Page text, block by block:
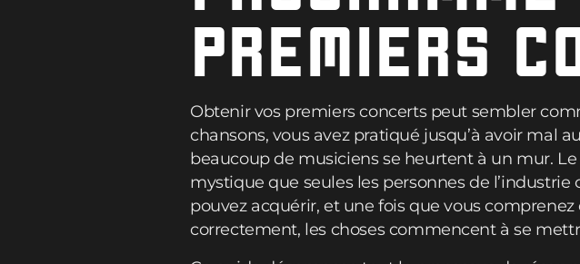
PREMIERS
Obtenir vos premiers concerts peut sembler
chansons, vous avez pratiqué jusqu’à avoir mal
beaucoup de musiciens se heurtent à un mur.
mystique que seules les personnes de
pouvez acquérir, et une fois que vous
correctement, les choses commencent à se